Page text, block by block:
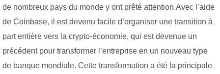
de nombreux pays du monde y ont prêté attention.Avec l’aide
de Coinbase, il est devenu facile d’organiser une transition à
part entière vers la crypto-économie, qui est devenue un
précédent pour transformer l’entreprise en un nouveau type
de banque mondiale. Cette transformation a été la principale